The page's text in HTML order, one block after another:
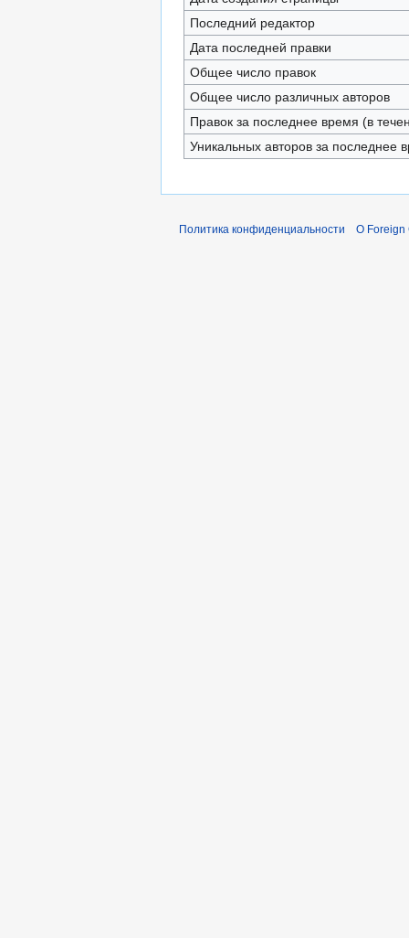
Последний редактор
Дата последней правки
Общее число правок
Общее число различных авторов
Правок за последнее время (в
Уникальных авторов за последнее
Политика конфиденциальности О Foreign